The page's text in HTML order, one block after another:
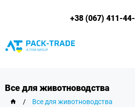
+38 (067) 411-
Все для животноводства
/ Все для животноводства